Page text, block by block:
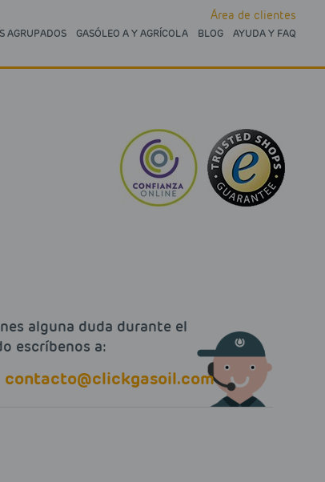
AGRUPADOS GASÓLEO A Y AGRÍCOLA BLOG AYUDA Y FAQ
Área de clientes
alguna duda durante el
escríbenos a:
contacto@clickgasoil.com